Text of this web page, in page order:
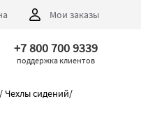
Мои заказы
+7 800 700 9339
поддержка клиентов
/ Чехлы сидений/